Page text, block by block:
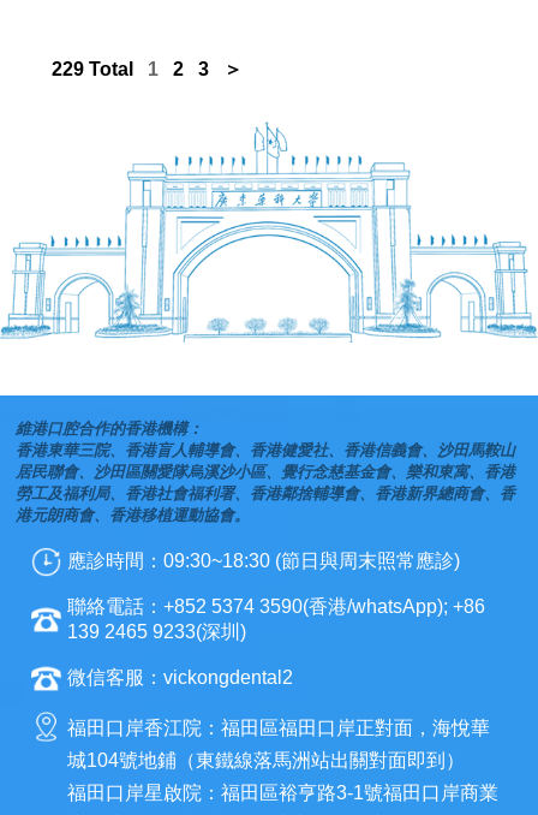
229 Total 1 2 3 ＞
維港口腔合作的香港機構：
香港東華三院、香港盲人輔導會、香港健愛社、香港信義會、沙田馬鞍山
居民聯會、沙田區關愛隊烏溪沙小區、覺行念慈基金會、樂和東寓、香港
勞工及福利局、香港社會福利署、香港鄰捨輔導會、香港新界總商會、香
港元朗商會、香港移植運動協會。
應診時間：09:30~18:30 (節日與周末照常應診)
聯絡電話：+852 5374 3590(香港/whatsApp); +86
139 2465 9233(深圳)
微信客服：vickongdental2
福田口岸香江院：福田區福田口岸正對面，海悅華
城104號地鋪（東鐵線落馬洲站出關對面即到）
福田口岸星啟院：福田區裕亨路3-1號福田口岸商業